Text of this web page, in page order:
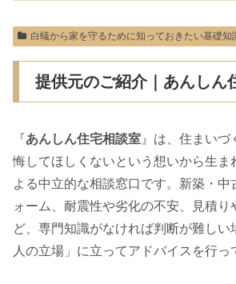
白蟻から家を守るために知っておきたい基礎知
提供元のご紹介｜あんしん
『あんしん住宅相談室 』は、住まいづ
悔してほしくないという想いから生ま
よる中立的な相談窓口です。新築・中
ォーム、耐震性や劣化の不安、見積り
ど、専門知識がなければ判断が難しい
人の立場」に立ってアドバイスを行っ